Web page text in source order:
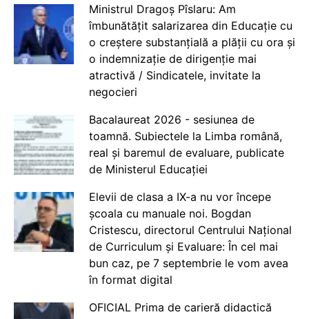
Ministrul Dragoș Pîslaru: Am
îmbunătățit salarizarea din Educație cu
o creștere substanțială a plății cu ora și
o indemnizație de dirigenție mai
atractivă / Sindicatele, invitate la
negocieri
Bacalaureat 2026 - sesiunea de
toamnă. Subiectele la Limba română,
real și baremul de evaluare, publicate
de Ministerul Educației
Elevii de clasa a IX-a nu vor începe
școala cu manuale noi. Bogdan
Cristescu, directorul Centrului Național
de Curriculum și Evaluare: În cel mai
bun caz, pe 7 septembrie le vom avea
în format digital
OFICIAL Prima de carieră didactică